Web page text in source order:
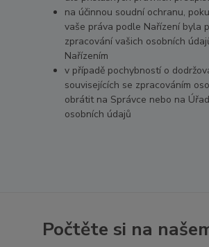
na účinnou soudní ochranu,
vaše práva podle Nařízení byla
zpracování vašich osobních
Nařízením
v případě pochybností o
souvisejících se zpracováním
obrátit na Správce nebo na
osobních údajů
Počtěte si na